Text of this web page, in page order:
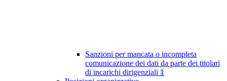
Sanzioni per mancata o incompleta
comunicazione dei dati da parte dei titolari
di incarichi dirigenziali 1